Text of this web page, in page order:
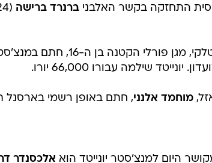
התחזקה בקשר האלבני ברנרד ברישה
האיטלקי, מגן פורלי הקטנה
שילמה עבורו 66,000 יורו.
מוחמד אלנני, חתם באופן רשמי בארסנל תמורת 5
היום למנצ'סטר יונייטד הוא אלכסנדר